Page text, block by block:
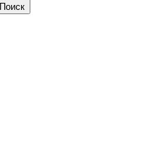
Поиск